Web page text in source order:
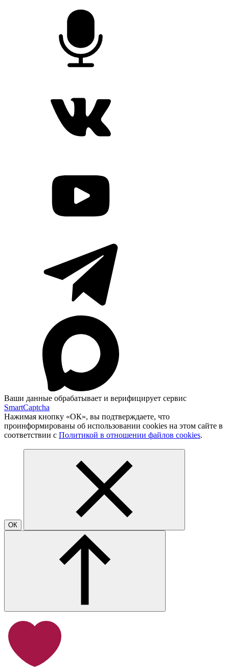
Ваши данные обрабатывает и верифицирует сервис
SmartCaptcha
Нажимая кнопку «ОК», вы подтверждаете, что
проинформированы об использовании cookies на этом сайте в
соответствии с Политикой в отношении файлов cookies.
ОК